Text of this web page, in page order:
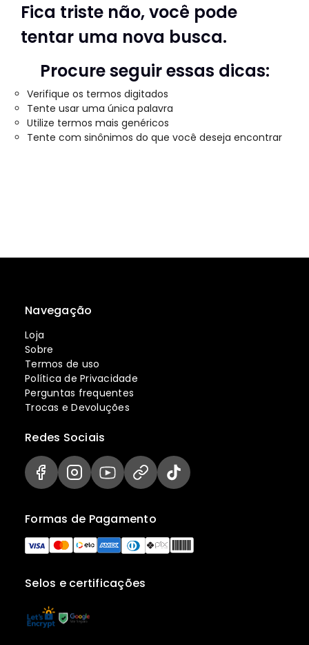
Fica triste não, você pode
tentar uma nova busca.
Procure seguir essas dicas:
Verifique os termos digitados
Tente usar uma única palavra
Utilize termos mais genéricos
Tente com sinônimos do que você deseja encontrar
Navegação
Loja
Sobre
Termos de uso
Política de Privacidade
Perguntas frequentes
Trocas e Devoluções
Selos e certificações
Formas de Pagamento
Redes Sociais